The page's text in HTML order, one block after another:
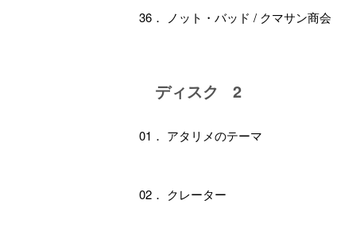
36． ノット・バッド / クマサン商会
ディスク 2
01． アタリメのテーマ
02． クレーター